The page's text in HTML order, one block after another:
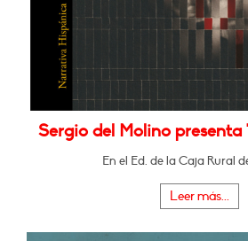
Sergio del Molino presenta
En el Ed. de la Caja Rural
Leer más...